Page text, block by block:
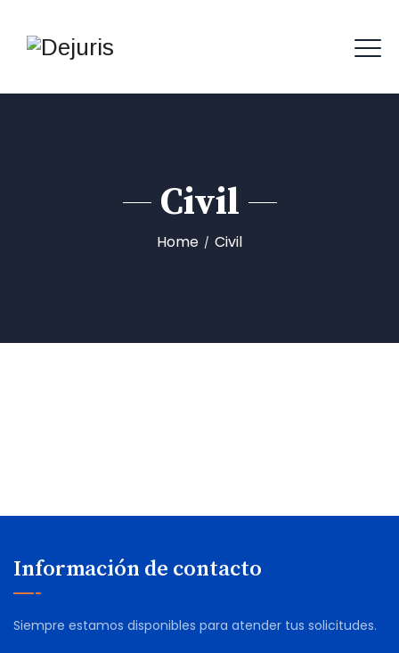
Civil
Home / Civil
Información de contacto
Siempre estamos disponibles para atender tus solicitudes.